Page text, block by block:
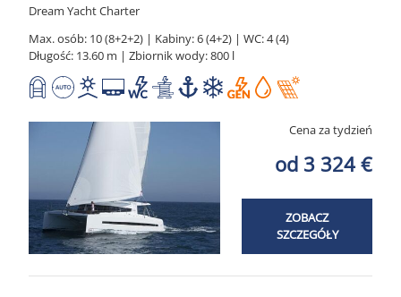
Dream Yacht Charter
Max. osób: 10 (8+2+2) | Kabiny: 6 (4+2) | WC: 4 (4)
Długość: 13.60 m | Zbiornik wody: 800 l
Cena za tydzień
od 3 324 €
ZOBACZ
SZCZEGÓŁY